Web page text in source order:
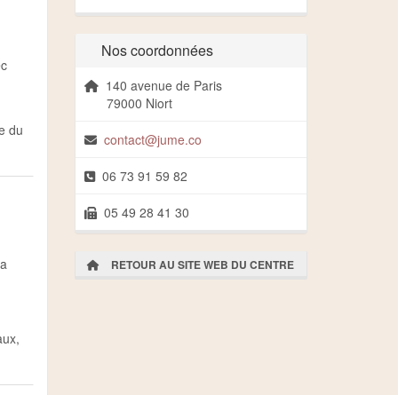
du
Nos coordonnées
140 avenue de Paris
79000 Niort
contact@jume.co
06 73 91 59 82
05 49 28 41 30
RETOUR AU SITE WEB DU CENTRE